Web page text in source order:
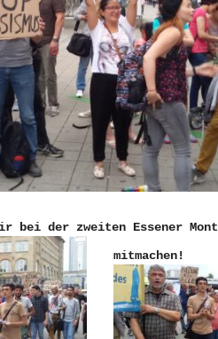
bei der zweiten Essener
mitmachen!